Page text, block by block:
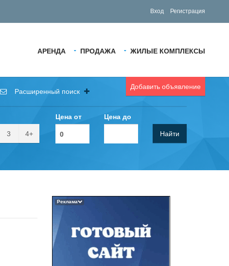
Вход Регистрация
АРЕНДА ПРОДАЖА ЖИЛЫЕ КОМПЛЕКСЫ
Добавить объявление
Расширенный поиск
3 4+
Цена от Цена до
Найти
Реклама